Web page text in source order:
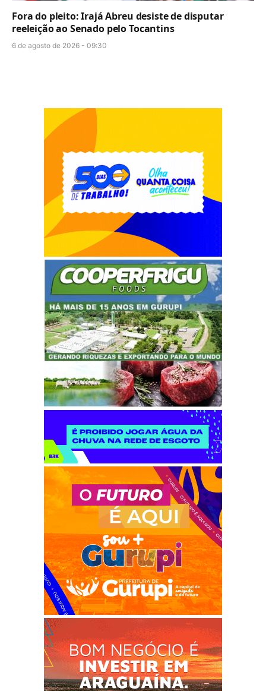
Fora do pleito: Irajá Abreu desiste de disputar
reeleição ao Senado pelo Tocantins
6 de agosto de 2026 - 09:30